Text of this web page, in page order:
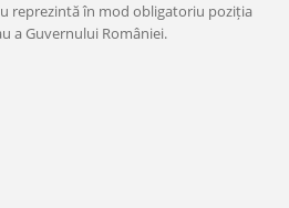
reprezintă în mod obligatoriu poziția
a Guvernului României.